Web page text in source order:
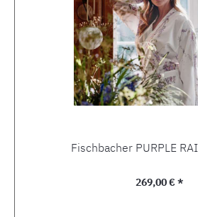
Fischbacher PURPLE
Regulärer Preis:
269,00 € *